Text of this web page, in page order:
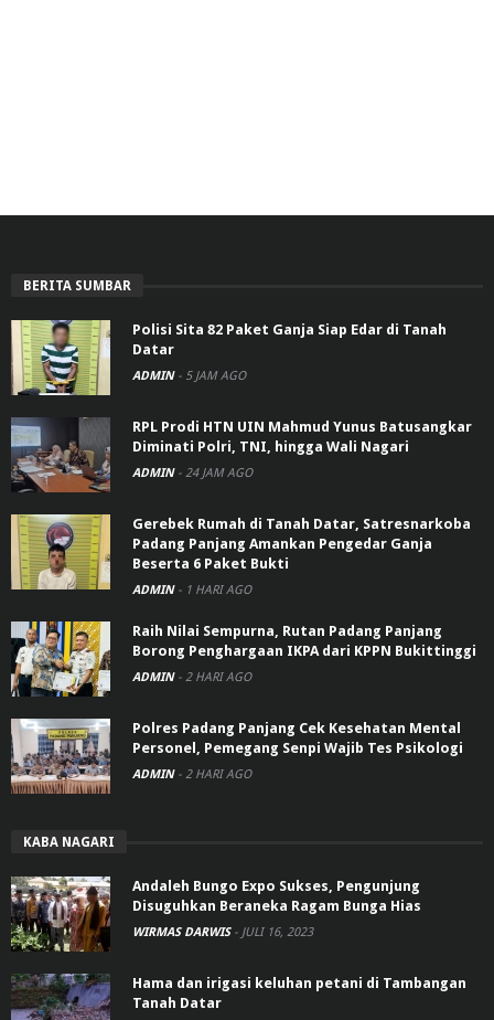
BERITA SUMBAR
Polisi Sita 82 Paket Ganja Siap Edar di Tanah
Datar
ADMIN - 5 JAM AGO
RPL Prodi HTN UIN Mahmud Yunus Batusangkar
Diminati Polri, TNI, hingga Wali Nagari
ADMIN - 24 JAM AGO
Gerebek Rumah di Tanah Datar, Satresnarkoba
Padang Panjang Amankan Pengedar Ganja
Beserta 6 Paket Bukti
ADMIN - 1 HARI AGO
Raih Nilai Sempurna, Rutan Padang Panjang
Borong Penghargaan IKPA dari KPPN Bukittinggi
ADMIN - 2 HARI AGO
Polres Padang Panjang Cek Kesehatan Mental
Personel, Pemegang Senpi Wajib Tes Psikologi
ADMIN - 2 HARI AGO
KABA NAGARI
Andaleh Bungo Expo Sukses, Pengunjung
Disuguhkan Beraneka Ragam Bunga Hias
WIRMAS DARWIS - JULI 16, 2023
Hama dan irigasi keluhan petani di Tambangan
Tanah Datar